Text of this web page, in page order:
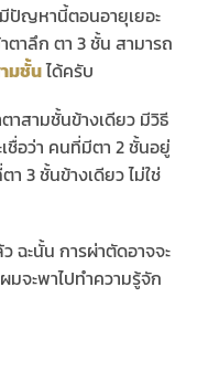
ปัญหานี้ตอนอายุเยอะ
ตาลึก ตา 3 ชั้น สามารถ
มชั้นได้ครับ
าสามชั้นข้างเดียว มีวิธี
ชื่อว่า คนที่มีตา 2 ชั้นอยู่
3 ชั้นข้างเดียว ไม่ใช่
ฉะนั้น การผ่าตัดอาจจะ
มจะพาไปทำความรู้จัก